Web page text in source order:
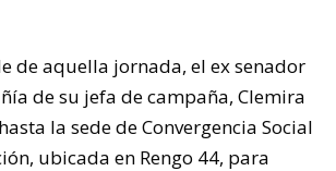
de aquella jornada, el ex senador
de su jefa de campaña, Clemira
la sede de Convergencia Social
ubicada en Rengo 44, para